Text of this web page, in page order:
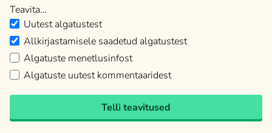
Teavita…
Uutest algatustest
Allkirjastamisele saadetud algatustest
Algatuste menetlusinfost
Algatuste uutest kommentaaridest
Telli teavitused